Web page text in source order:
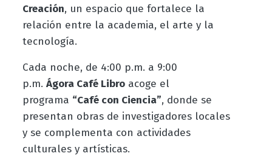
Creación, un espacio que fortalece la
relación entre la academia, el arte y la
tecnología.
Cada noche, de 4:00 p.m. a 9:00
p.m. Ágora Café Libroacoge el
programa “Café con Ciencia”, donde se
presentan obras de investigadores locales
y se complementa con actividades
culturales y artísticas.